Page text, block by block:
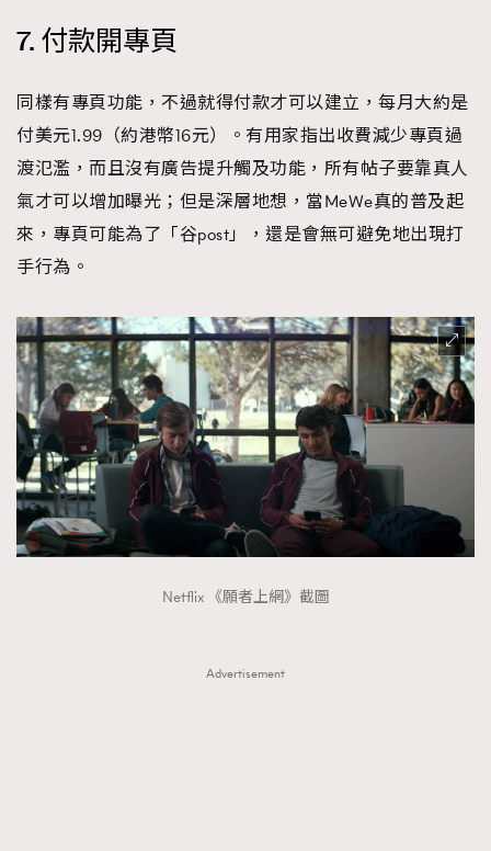
7. 付款開專頁
同樣有專頁功能，不過就得付款才可以建立，每月大約是
付美元1.99（約港幣16元）。有用家指出收費減少專頁過
渡氾濫，而且沒有廣告提升觸及功能，所有帖子要靠真人
氣才可以增加曝光；但是深層地想，當MeWe真的普及起
來，專頁可能為了「谷post」，還是會無可避免地出現打
手行為。
Netflix 《願者上網》截圖
Advertisement